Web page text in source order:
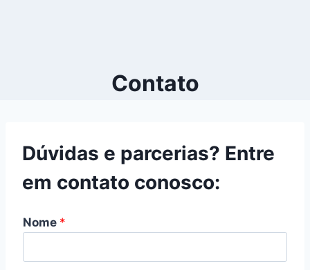
Contato
Dúvidas e parcerias? Entre
em contato conosco:
Nome *